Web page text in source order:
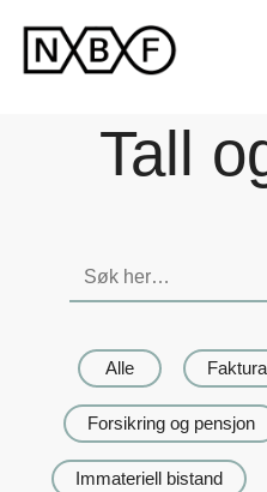
Tall
Søk
på
siden
Alle
Forsikring og pensjon
Immateriell bistand